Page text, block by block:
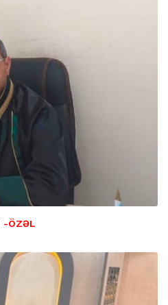
-ÖZƏL